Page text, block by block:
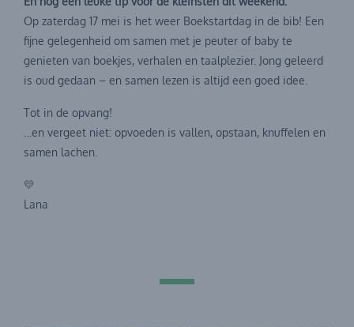
Op zaterdag 17 mei is het weer Boekstartdag in de bib! Een
fijne gelegenheid om samen met je peuter of baby te
genieten van boekjes, verhalen en taalplezier. Jong geleerd
is oud gedaan – en samen lezen is altijd een goed idee.
Tot in de opvang!
…en vergeet niet: opvoeden is vallen, opstaan, knuffelen en
samen lachen.
💛
Lana